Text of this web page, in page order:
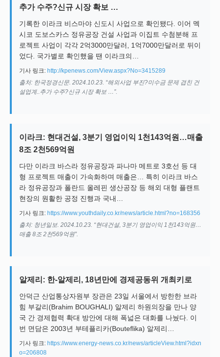
추가 수주?신규 시장 확보 …
기록한 이라크 비스마야 신도시 사업으로 확인됐다. 이어 멕
시코 도보스카스 정유공장 건설 사업과 이집트 수첨분해 프
로젝트 사업이 각각 2억3000만달러, 1억7000만달러로 뒤이
었다. 국가별로 확인했을 땐 이라크의…
기사 링크: http://kpenews.com/View.aspx?No=3415289
출처: 한국정경신문. 2024.10.23. “해외사업 부진?미수금 문제 겹친 건
설업계..추가 수주?신규 시장 확보 …”.
이라크: 현대건설, 3분기 영업이익 1천143억원…매출
8조 2천569억원
다만 이라크 바스라 정유공장과 파나마 메트로 3호선 등 대
형 프로젝트 매출이 가속화하며 매출은… 특히 이라크 바스
라 정유공장과 폴란드 올레핀 생산공장 등 해외 대형 플랜트
현장의 원활한 공정 진행과 국내…
기사 링크: https://www.youthdaily.co.kr/news/article.html?no=168356
출처: 청년일보. 2024.10.23. “현대건설, 3분기 영업이익 1천143억원…
매출 8조 2천569억원”.
알제리: 한-알제리, 18년만에 경제공동위 개최키로
안덕근 산업통상자원부 장관은 23일 서울에서 방한한 브라
힘 부갈리(Brahim BOUGHALI) 알제리 하원의장을 만나 양
국 간 경제협력 확대 방안에 대해 폭넓은 대화를 나눴다. 이
번 면담은 2003년 부테플리카(Bouteflika) 알제리…
기사 링크: https://www.energy-news.co.kr/news/articleView.html?idxn
o=206808